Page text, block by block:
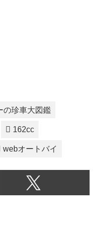
の珍車大図鑑
162cc
webオートバイ